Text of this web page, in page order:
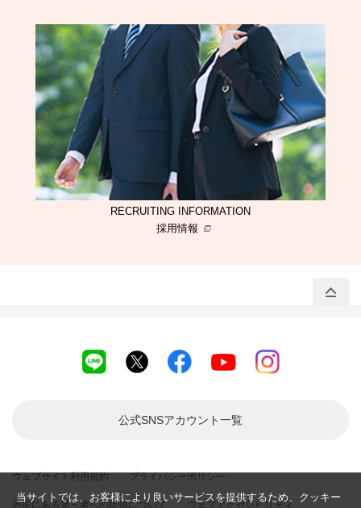
RECRUITING INFORMATION
採用情報
ウェブサイト利用規約 プライバシーポリシー
外国にある第三者への提供について ウェブアクセシビリティ
公式SNSアカウント一覧
当サイトでは、お客様により良いサービスを提供するため、クッキー